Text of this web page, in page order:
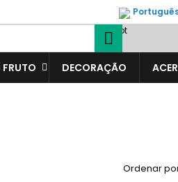

FRUTO DECORAÇÃO
Ordenar